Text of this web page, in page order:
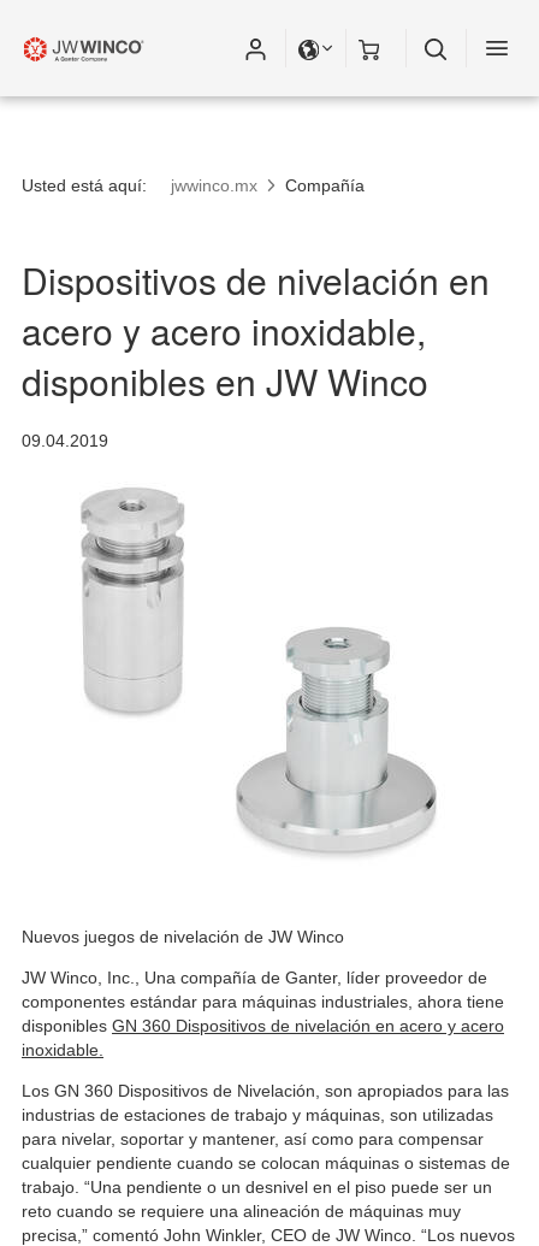
Usted está aquí: jwwinco.mx Compañía
Dispositivos de nivelación en
acero y acero inoxidable,
disponibles en JW Winco
09.04.2019
Nuevos juegos de nivelación de JW Winco
JW Winco, Inc., Una compañía de Ganter, líder proveedor de
componentes estándar para máquinas industriales, ahora tiene
disponibles GN 360 Dispositivos de nivelación en acero y acero
inoxidable.
Los GN 360 Dispositivos de Nivelación, son apropiados para las
industrias de estaciones de trabajo y máquinas, son utilizadas
para nivelar, soportar y mantener, así como para compensar
cualquier pendiente cuando se colocan máquinas o sistemas de
trabajo. “Una pendiente o un desnivel en el piso puede ser un
reto cuando se requiere una alineación de máquinas muy
precisa,” comentó John Winkler, CEO de JW Winco. “Los nuevos